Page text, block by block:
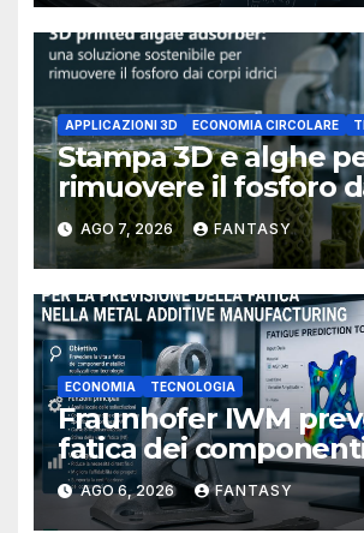
APPLICAZIONI 3D ECONOMIA CIRCOLARE
Stampa 3D e alghe
rimuovere il fosforo
acque il progetto
Florida Atlantic
AGO 7, 2026 FANTASY
ECONOMIA TECNOLOGIA
Fraunhofer IWM
fatica dei
metallici stampati in
AGO 6, 2026 FANTASY